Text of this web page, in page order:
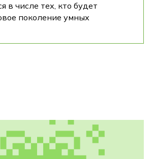
в числе тех, кто будет
поколение умных